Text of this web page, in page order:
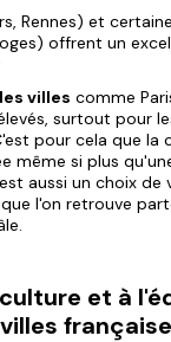
Rennes) et
offrent un
villes comme
surtout pour
pour cela que la
même si plus
aussi un choix de
que l'on retrouve
.
et à